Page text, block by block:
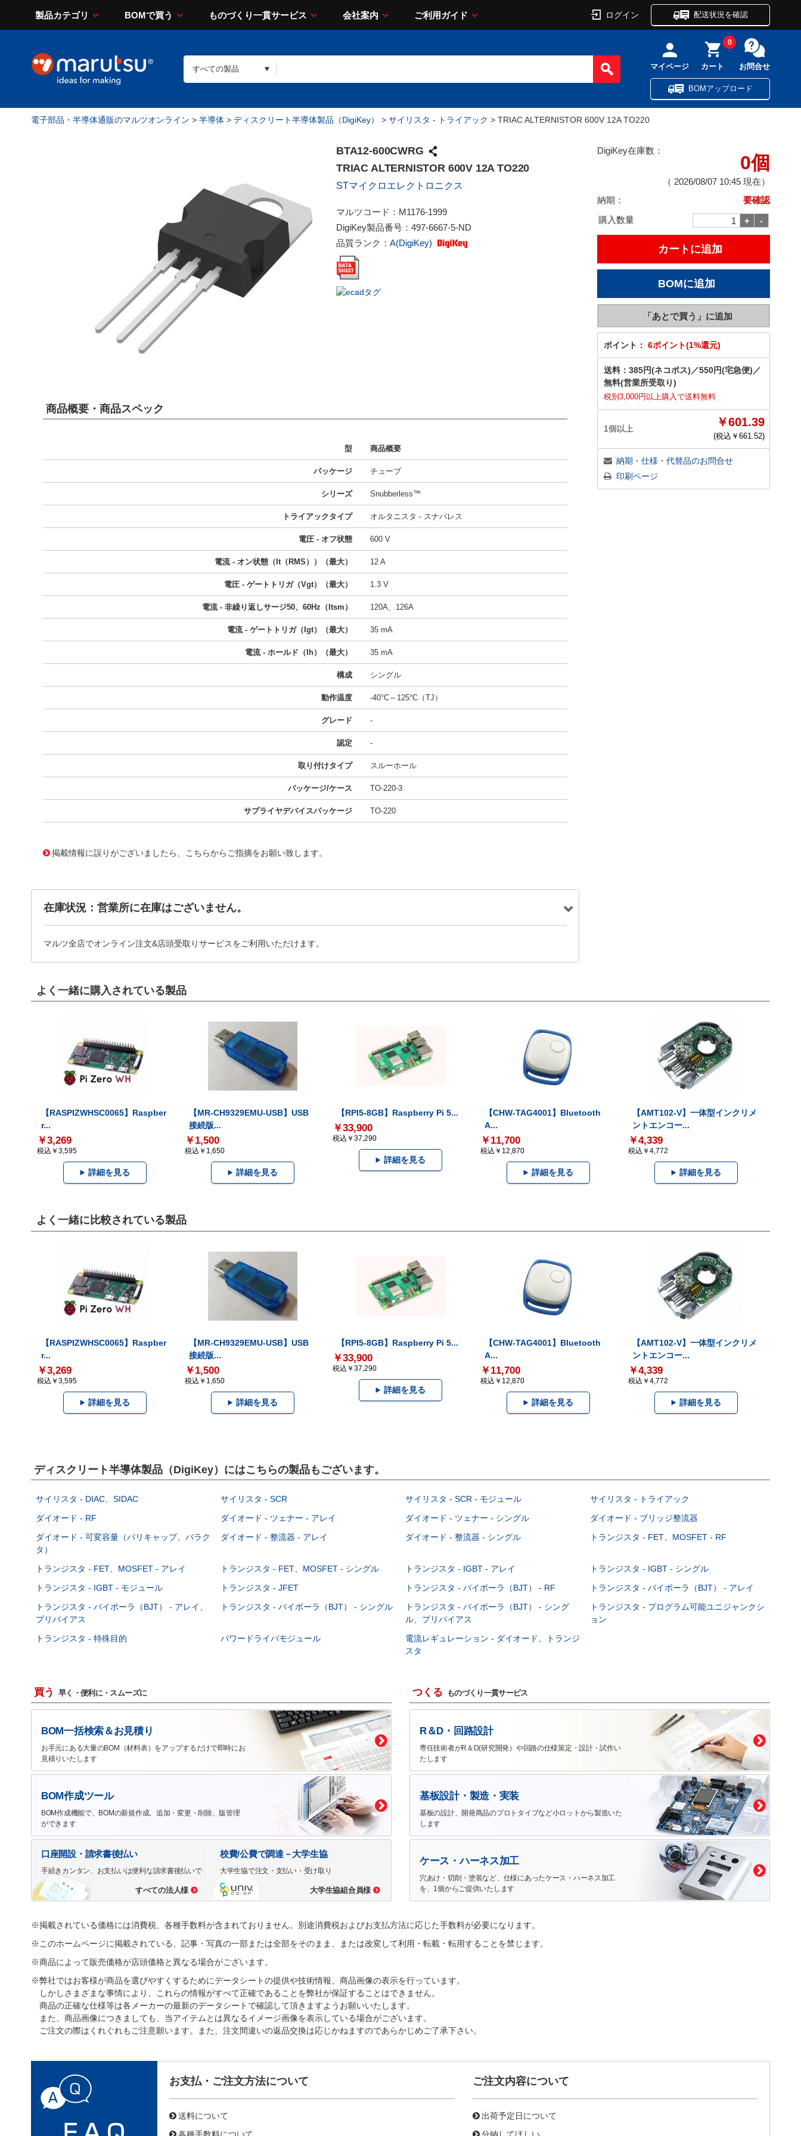
製品カテゴリ BOMで買う ものづくり一貫サービス 会社案内 ご利用ガイド ログイン 配送状況を確認
マイページ カート
0
お問合せ
BOMアップロード
電子部品・半導体通販のマルツオンライン > 半導体 > ディスクリート半導体製品（DigiKey） > サイリスタ - トライアック > TRIAC ALTERNISTOR 600V 12A TO220
BTA12-600CWRG
TRIAC ALTERNISTOR 600V 12A TO220
STマイクロエレクトロニクス
マルツコード： M1176-1999
DigiKey製品番号： 497-6667-5-ND
品質ランク： A(DigiKey)
DigiKey在庫数：
0個
（ 2026/08/07 10:45 現在）
納期：
要確認
購入数量
ポイント： 6ポイント(1%還元)
送料： 385円(ネコポス) ／550円(宅急便) ／
無料(営業所受取り)
税別3,000円以上購入で送料無料
1個以上 ￥601.39
(税込￥ 661.52)
納期・仕様・代替品のお問合せ
印刷ページ
商品概要・商品スペック
型 商品概要
パッケージ チューブ
シリーズ Snubberless™
トライアックタイプ オルタニスタ - スナバレス
電圧 - オフ状態 600 V
電流 - オン状態（It（RMS））（最大） 12 A
電圧 - ゲートトリガ（Vgt）（最大） 1.3 V
電流 - 非繰り返しサージ50、60Hz（Itsm） 120A、126A
電流 - ゲートトリガ（Igt）（最大） 35 mA
電流 - ホールド（Ih）（最大） 35 mA
構成 シングル
動作温度 -40°C～125°C（TJ）
グレード -
認定 -
取り付けタイプ スルーホール
パッケージ/ケース TO-220-3
サプライヤデバイスパッケージ TO-220
掲載情報に誤りがございましたら、こちらからご指摘をお願い致します。
在庫状況：営業所に在庫はございません。
マルツ全店でオンライン注文&店頭受取りサービスをご利用いただけます。
よく一緒に購入されている製品
【RASPIZWHSC0065】Raspber
r...
￥3,269
税込￥3,595
詳細を見る
【MR-CH9329EMU-USB】USB
接続版...
￥1,500
税込￥1,650
詳細を見る
【RPI5-8GB】Raspberry Pi 5...
￥33,900
税込￥37,290
詳細を見る
【CHW-TAG4001】Bluetooth
A...
￥11,700
税込￥12,870
詳細を見る
【AMT102-V】一体型インクリメ
ントエンコー...
￥4,339
税込￥4,772
詳細を見る
よく一緒に比較されている製品
【RASPIZWHSC0065】Raspber
r...
￥3,269
税込￥3,595
詳細を見る
【MR-CH9329EMU-USB】USB
接続版...
￥1,500
税込￥1,650
詳細を見る
【RPI5-8GB】Raspberry Pi 5...
￥33,900
税込￥37,290
詳細を見る
【CHW-TAG4001】Bluetooth
A...
￥11,700
税込￥12,870
詳細を見る
【AMT102-V】一体型インクリメ
ントエンコー...
￥4,339
税込￥4,772
詳細を見る
ディスクリート半導体製品（DigiKey）にはこちらの製品もございます。
サイリスタ - DIAC、SIDAC サイリスタ - SCR サイリスタ - SCR - モジュール
サイリスタ - トライアック
ダイオード - RF
ダイオード - ツェナー - アレイ ダイオード - ツェナー - シングル
ダイオード - ブリッジ整流器
ダイオード - 可変容量（バリキャップ、バラク
タ）
ダイオード - 整流器 - アレイ ダイオード - 整流器 - シングル トランジスタ - FET、MOSFET - RF
トランジスタ - FET、MOSFET - アレイ トランジスタ - FET、MOSFET - シングル トランジスタ - IGBT - アレイ
トランジスタ - IGBT - シングル
トランジスタ - IGBT - モジュール
トランジスタ - JFET トランジスタ - バイポーラ（BJT） - RF
トランジスタ - バイポーラ（BJT） - アレイ
トランジスタ - バイポーラ（BJT） - アレイ、
プリバイアス
トランジスタ - バイポーラ（BJT） - シングル
トランジスタ - バイポーラ（BJT） - シング
ル、プリバイアス
トランジスタ - プログラム可能ユニジャンクシ
ョン
トランジスタ - 特殊目的
パワードライバモジュール
電流レギュレーション - ダイオード、トランジ
スタ
買う 早く・便利に・スムーズに
BOM一括検索＆お見積り
お手元にある大量のBOM（材料表）をアップするだけで即時にお
見積りいたします
BOM作成ツール
BOM作成機能で、BOMの新規作成、追加・変更・削除、版管理
ができます
口座開設・請求書後払い
手続きカンタン、お支払いは便利な請求書後払いで
すべての法人様
校費/公費で調達－大学生協
大学生協で注文・支払い・受け取り
大学生協組合員様
つくる ものづくり一貫サービス
R＆D・回路設計
専任技術者がR＆D(研究開発）や回路の仕様策定・設計・試作い
たします
基板設計・製造・実装
基板の設計、開発商品のプロトタイプなど小ロットから製造いた
します
ケース・ハーネス加工
穴あけ・切削・塗装など、仕様にあったケース・ハーネス加工
を、1個からご提供いたします
※掲載されている価格には消費税、各種手数料が含まれておりません。別途消費税およびお支払方法に応じた手数料が必要になります。
※このホームページに掲載されている、記事・写真の一部または全部をそのまま、または改変して利用・転載・転用することを禁じます。
※商品によって販売価格が店頭価格と異なる場合がございます。
※弊社ではお客様が商品を選びやすくするためにデータシートの提供や技術情報、商品画像の表示を行っています。
しかしさまざまな事情により、これらの情報がすべて正確であることを弊社が保証することはできません。
商品の正確な仕様等は各メーカーの最新のデータシートで確認して頂きますようお願いいたします。
また、商品画像につきましても、当アイテムとは異なるイメージ画像を表示している場合がございます。
ご注文の際はくれぐれもご注意願います。また、注文間違いの返品交換は応じかねますのであらかじめご了承下さい。
お支払・ご注文方法について
送料について
各種手数料について
ご注文内容について
出荷予定日について
分納してほしい